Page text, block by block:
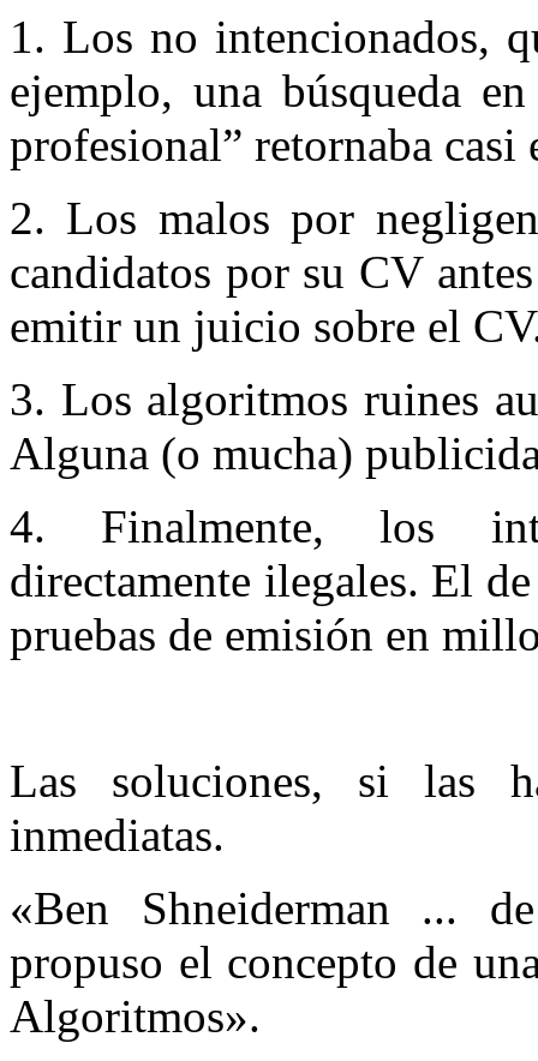
1. Los no intencionados,
ejemplo, una búsqueda
profesional” retornaba
2. Los malos por
candidatos por su CV
emitir un juicio sobre el
3. Los algoritmos ruines
Alguna (o mucha)
4. Finalmente, los
directamente ilegales. El
pruebas de emisión en
Las soluciones, si las
inmediatas.
«Ben Shneiderman ...
propuso el concepto de
Algoritmos».